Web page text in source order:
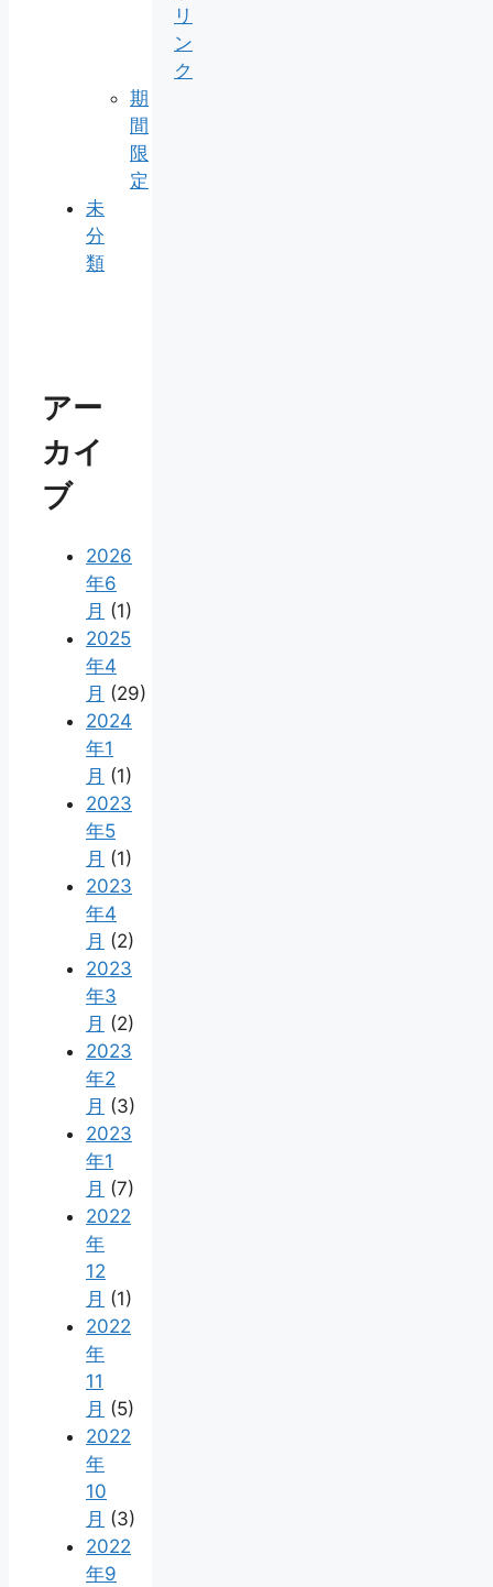
リ
ン
ク
期
間
限
定
未
分
類
アー
カイ
ブ
2026
年6
月 (1)
2025
年4
月 (29)
2024
年1
月 (1)
2023
年5
月 (1)
2023
年4
月 (2)
2023
年3
月 (2)
2023
年2
月 (3)
2023
年1
月 (7)
2022
年
12
月 (1)
2022
年
11
月 (5)
2022
年
10
月 (3)
2022
年9